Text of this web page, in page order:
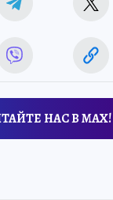
НАС В МАХ!